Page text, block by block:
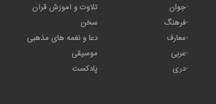
جوان
فرهنگ
معارف
عربی
دری
تلاوت و آموزش قرآن
سخن
دعا و نغمه های مذهبی
موسیقی
پادکست